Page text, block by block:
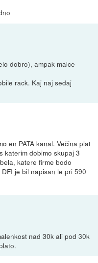
dobro), ampak malce
rack. Kaj naj sedaj
en PATA kanal. Večina plat
katerim dobimo skupaj 3
katere firme bodo
je bil napisan le pri 590
nad 30k ali pod 30k